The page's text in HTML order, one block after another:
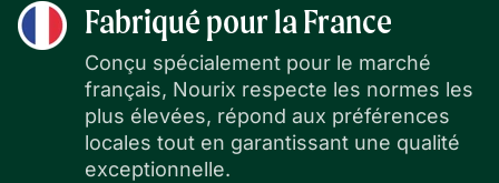
Fabriqué pour la France
Conçu spécialement pour le marché
français, Nourix respecte les normes les
plus élevées, répond aux préférences
locales tout en garantissant une qualité
exceptionnelle.